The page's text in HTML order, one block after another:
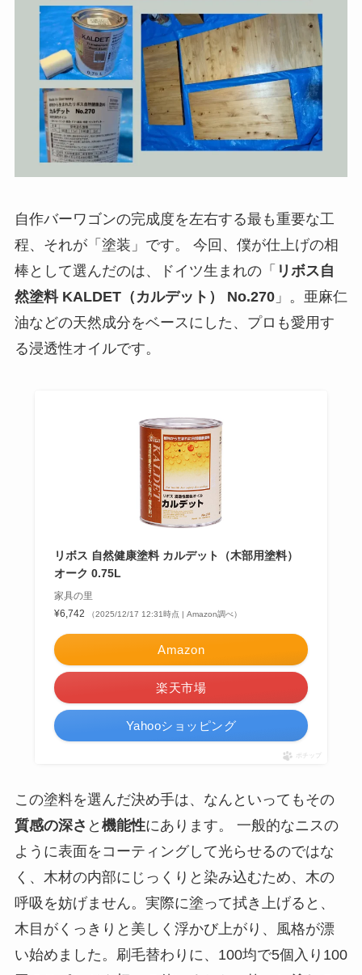
自作バーワゴンの完成度を左右する最も重要な工
程、それが「塗装」です。 今回、僕が仕上げの相
棒として選んだのは、ドイツ生まれの「 リボス自
然塗料 KALDET（カルデット） No.270」。亜麻仁
油などの天然成分をベースにした、プロも愛用す
る浸透性オイルです。
リボス 自然健康塗料 カルデット（木部用塗料）
オーク 0.75L
家具の里
¥6,742
（2025/12/17 12:31時点 | Amazon調べ）
Amazon
楽天市場
Yahooショッピング
ポチップ
この塗料を選んだ決め手は、なんといってもその
質感の深さ と 機能性にあります。 一般的なニスの
ように表面をコーティングして光らせるのではな
く、木材の内部にじっくりと染み込むため、木の
呼吸を妨げません。実際に塗って拭き上げると、
木目がくっきりと美しく浮かび上がり、風格が漂
い始めました。刷毛替わりに、100均で5個入り100